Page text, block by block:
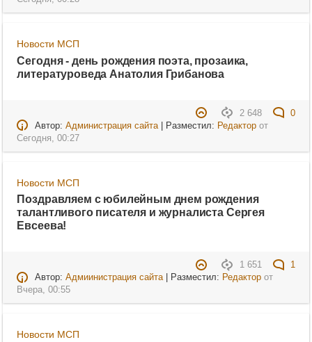
Новости МСП
Сегодня - день рождения поэта, прозаика,
литературоведа Анатолия Грибанова
2 648
0
Автор: Администрация сайта| Разместил: Редакторот
Сегодня, 00:27
Новости МСП
Поздравляем с юбилейным днем рождения
талантливого писателя и журналиста Сергея
Евсеева!
1 651
1
Автор: Адмиинистрация сайта| Разместил: Редакторот
Вчера, 00:55
Новости МСП